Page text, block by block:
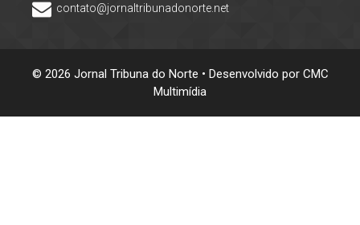
contato@jornaltribunadonorte.net
© 2026 Jornal Tribuna do Norte • Desenvolvido por CMC
Multimídia